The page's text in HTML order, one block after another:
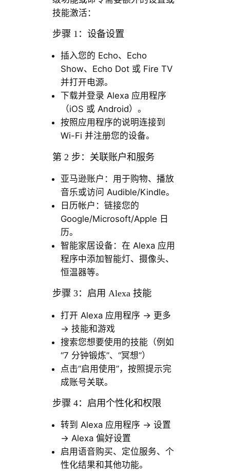
技能激活：
步骤 1：设备设置
插入您的 Echo、Echo
Show、Echo Dot 或 Fire TV
并打开电源。
下载并登录 Alexa 应用程序
（iOS 或 Android）。
按照应用程序的说明连接到
Wi-Fi 并注册您的设备。
第 2 步：关联账户和服务
亚马逊账户：用于购物、播放
音乐或访问 Audible/Kindle。
日历帐户：链接您的
Google/Microsoft/Apple 日
历。
智能家居设备：在 Alexa 应用
程序中添加智能灯、摄像头、
恒温器等。
步骤 3：启用 Alexa 技能
打开 Alexa 应用程序 → 更多
→ 技能和游戏
搜索您想要使用的技能（例如
“7 分钟锻炼”、“冥想”）
点击“启用使用”，按照提示完
成账号关联。
步骤 4：启用个性化和权限
转到 Alexa 应用程序 → 设置
→ Alexa 偏好设置
启用语音购买、定位服务、个
性化结果和其他功能。